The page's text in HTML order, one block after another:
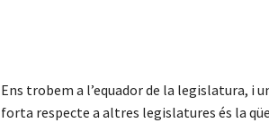
Ens trobem a l’equador de la legislatura, i
forta respecte a altres legislatures és la